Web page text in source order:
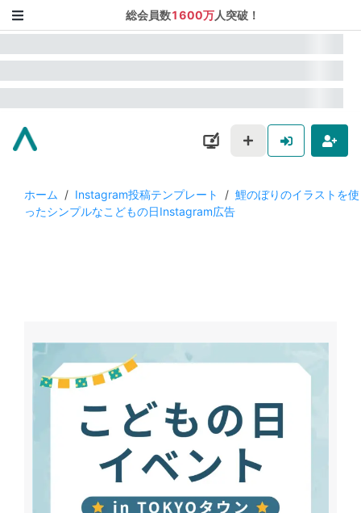
総会員数1600万人突破！
ホーム / Instagram投稿テンプレート / 鯉のぼりのイラストを使
ったシンプルなこどもの日Instagram広告